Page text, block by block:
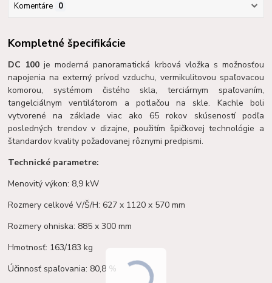
Komentáre 0
Kompletné špecifikácie
DC 100je moderná panoramatická krbová vložka s možnosťou
napojenia na externý prívod vzduchu, vermikulitovou spaľovacou
komorou, systémom čistého skla, terciárnym spaľovaním,
tangelciálnym ventilátorom a potlačou na skle. Kachle boli
vytvorené na základe viac ako 65 rokov skúseností podľa
posledných trendov v dizajne, použitím špičkovej technológie a
štandardov kvality požadovanej rôznymi predpismi.
Technické parametre:
Menovitý výkon: 8,9 kW
Rozmery celkové V/Š/H: 627 x 1120 x 570 mm
Rozmery ohniska: 885 x 300 mm
Hmotnosť: 163/183 kg
Účinnosť spaľovania: 80,8 %